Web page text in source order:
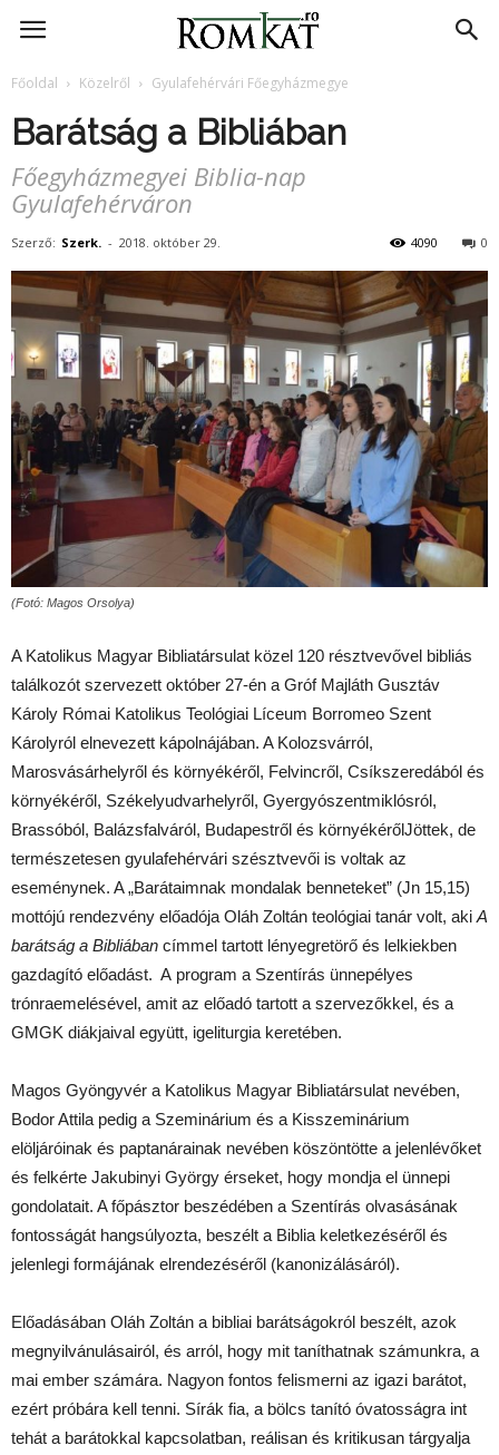
RomKat.ro
Főoldal Közelről Gyulafehérvári Főegyházmegye
Barátság a Bibliában
Főegyházmegyei Biblia-nap
Gyulafehérváron
Szerző: Szerk. - 2018. október 29. 0
4090
(Fotó: Magos Orsolya)
A Katolikus Magyar Bibliatársulat közel 120 résztvevővel bibliás
találkozót szervezett október 27-én a Gróf Majláth Gusztáv
Károly Római Katolikus Teológiai Líceum Borromeo Szent
Károlyról elnevezett kápolnájában. A Kolozsvárról,
Marosvásárhelyről és környékéről, Felvincről, Csíkszeredából és
környékéről, Székelyudvarhelyről, Gyergyószentmiklósról,
Brassóból, Balázsfalváról, Budapestről és környékérőlJöttek, de
természetesen gyulafehérvári szésztvevői is voltak az
eseménynek. A „Barátaimnak mondalak benneteket” (Jn 15,15)
mottójú rendezvény előadója Oláh Zoltán teológiai tanár volt, aki A
barátság a Bibliában címmel tartott lényegretörő és lelkiekben
gazdagító előadást. A program a Szentírás ünnepélyes
trónraemelésével, amit az előadó tartott a szervezőkkel, és a
GMGK diákjaival együtt, igeliturgia keretében.
Magos Gyöngyvér a Katolikus Magyar Bibliatársulat nevében,
Bodor Attila pedig a Szeminárium és a Kisszeminárium
elöljáróinak és paptanárainak nevében köszöntötte a jelenlévőket
és felkérte Jakubinyi György érseket, hogy mondja el ünnepi
gondolatait. A főpásztor beszédében a Szentírás olvasásának
fontosságát hangsúlyozta, beszélt a Biblia keletkezéséről és
jelenlegi formájának elrendezéséről (kanonizálásáról).
Előadásában Oláh Zoltán a bibliai barátságokról beszélt, azok
megnyilvánulásairól, és arról, hogy mit taníthatnak számunkra, a
mai ember számára. Nagyon fontos felismerni az igazi barátot,
ezért próbára kell tenni. Sírák fia, a bölcs tanító óvatosságra int
tehát a barátokkal kapcsolatban, reálisan és kritikusan tárgyalja